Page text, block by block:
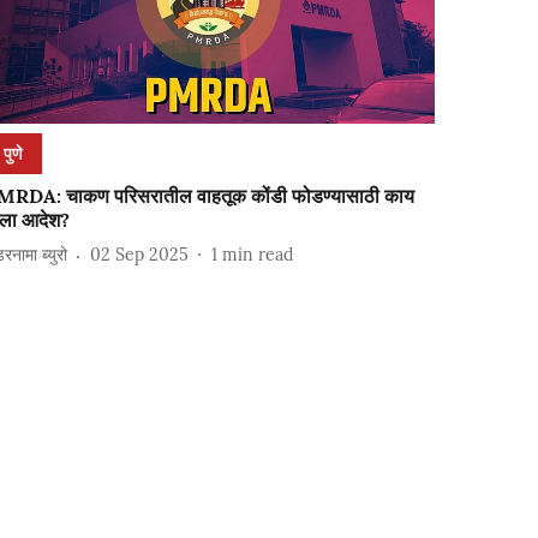
पुणे
चाकण परिसरातील वाहतूक कोंडी फोडण्यासाठी काय
आदेश?
ब्युरो 02 Sep 2025 1 min read